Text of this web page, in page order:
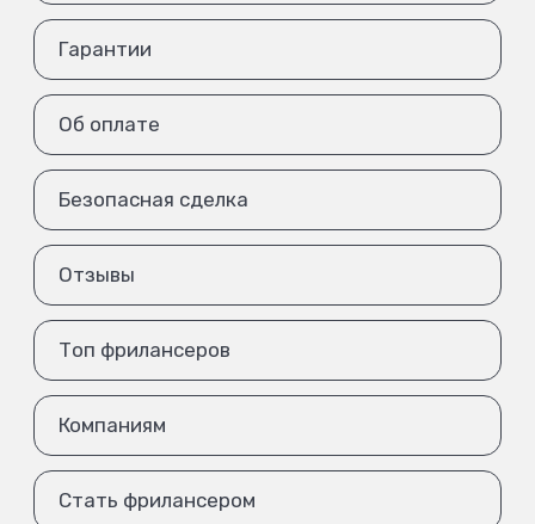
Гарантии
Об оплате
Безопасная сделка
Отзывы
Топ фрилансеров
Компаниям
Стать фрилансером